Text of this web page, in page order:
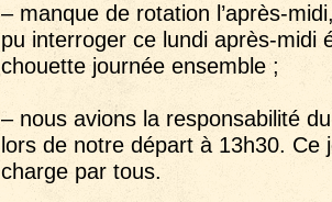
– manque de rotation l’après-
pu interroger ce lundi après-midi
chouette journée ensemble ;
– nous avions la responsabilité
lors de notre départ à 13h30.
charge par tous.